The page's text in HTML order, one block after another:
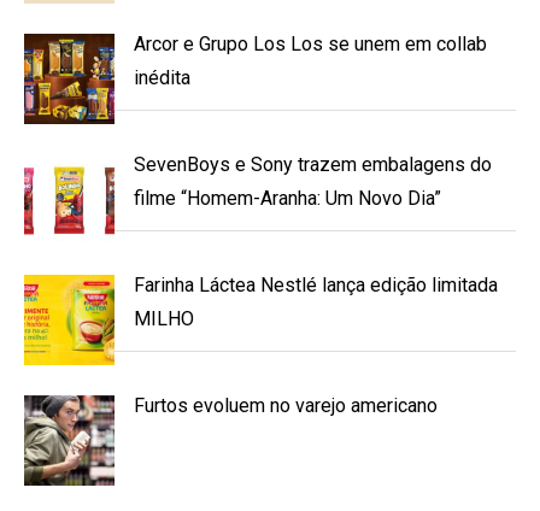
Arcor e Grupo Los Los se unem em collab
inédita
SevenBoys e Sony trazem embalagens do
filme “Homem-Aranha: Um Novo Dia”
Farinha Láctea Nestlé lança edição limitada
MILHO
Furtos evoluem no varejo americano